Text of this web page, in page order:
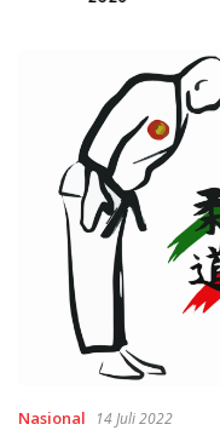
Nasional 14 Juli 2022